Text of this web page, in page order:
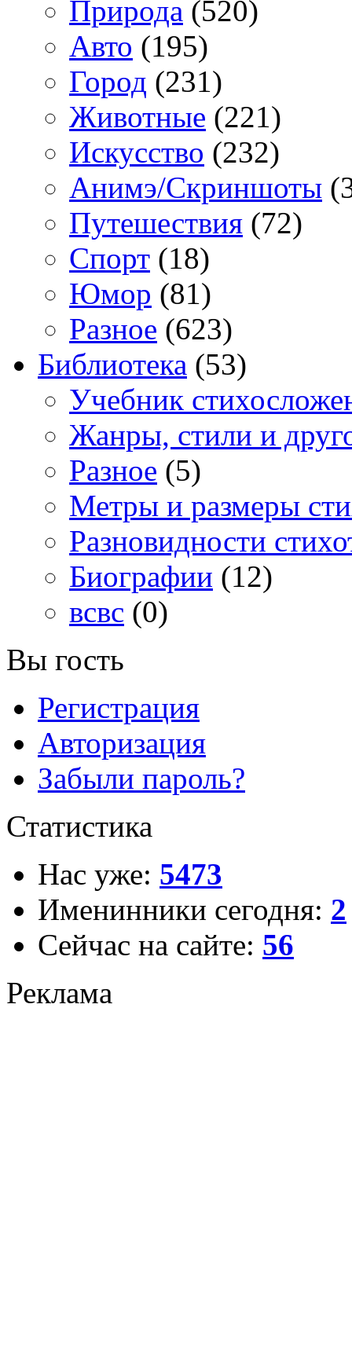
Природа (520)
Авто (195)
Город (231)
Животные (221)
Искусство (232)
Анимэ/Скриншоты
Путешествия (72)
Спорт (18)
Юмор (81)
Разное (623)
Библиотека (53)
Учебник
Жанры, стили и
Разное (5)
Метры и размеры
Разновидности
Биографии (12)
всвс (0)
Вы гость
Регистрация
Авторизация
Забыли пароль?
Статистика
Нас уже: 5473
Именинники сегодня: 2
Сейчас на сайте: 56
Реклама